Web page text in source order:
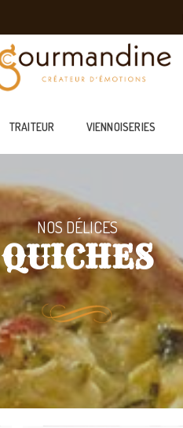
TRAITEUR VIENNOISERIES
NOS DÉLICES
QUICHES